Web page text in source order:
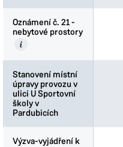
Oznámení č. 21 -
nebytové prostory
Stanovení místní
úpravy provozu v
ulici U Sportovní
školy v
Pardubicích
Výzva-vyjádření k
Oznámení č. 21 -
nebytové prostory
Stanovení místní
úpravy provozu v
ulici U Sportovní
školy v
Pardubicích
Výzva-vyjádření k